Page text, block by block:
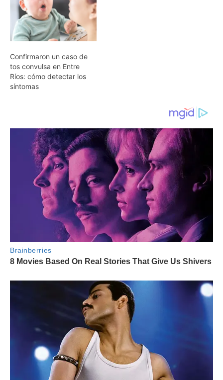
Confirmaron un caso de
tos convulsa en Entre
Ríos: cómo detectar los
síntomas